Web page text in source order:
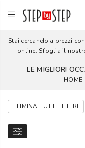
Stai cercando a prezzi
online. Sfoglia il
LE MIGLIORI
HOME
ELIMINA TUTTI I FILTRI